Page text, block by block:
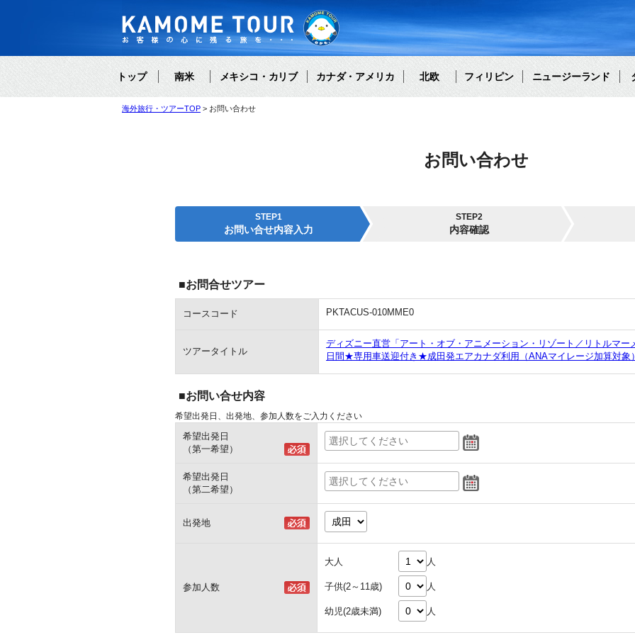
トップ 南米 メキシコ・カリブ カナダ・アメリカ 北欧 フィリピン ニュージーランド
海外旅行・ツアーTOP お問い合わせ
お問い合わせ
STEP1
お問い合せ内容入力
STEP2
内容確認
■お問合せツアー
コースコード PKTACUS-010MME0
ツアータイトル
ディズニー直営「アート・オブ・アニメーション・リゾート／リトルマー
日間★専用車送迎付き★成田発エアカナダ利用（ANAマイレージ加算対象）
■お問い合せ内容
希望出発日、出発地、参加人数をご入力ください
希望出発日
（第一希望）
希望出発日
（第二希望）
出発地
参加人数
大人 人
子供(2～11歳) 人
幼児(2歳未満) 人